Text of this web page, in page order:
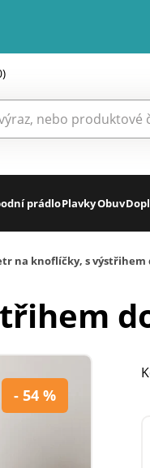
prádloPlavkyObuv
na knoflíčky, s výstřihem
- 54 %